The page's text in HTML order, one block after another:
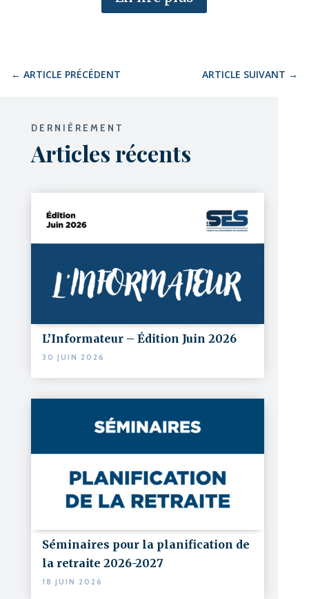
← ARTICLE PRÉCÉDENT ARTICLE SUIVANT →
DERNIÈREMENT
Articles récents
L’Informateur – Édition Juin 2026
30 JUIN 2026
Séminaires pour la planification de
la retraite 2026-2027
18 JUIN 2026